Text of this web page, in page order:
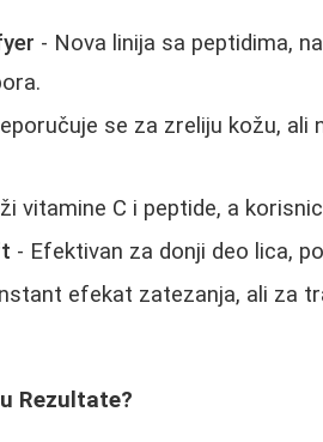
- Nova linija sa peptidima,
se za zreliju kožu, ali
vitamine C i peptide, a
- Efektivan za donji deo lica,
efekat zatezanja, ali za
Rezultate?